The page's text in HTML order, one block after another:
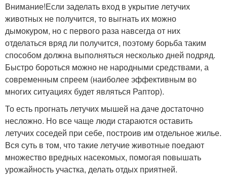
Внимание!Если заделать вход в укрытие летучих
животных не получится, то выгнать их можно
дымокуром, но с первого раза навсегда от них
отделаться вряд ли получится, поэтому борьба таким
способом должна выполняться несколько дней подряд.
Быстро бороться можно не народными средствами, а
современным спреем (наиболее эффективным во
многих ситуациях будет являться Раптор).
То есть прогнать летучих мышей на даче достаточно
несложно. Но все чаще люди стараются оставить
летучих соседей при себе, построив им отдельное жилье.
Вся суть в том, что такие летучие животные поедают
множество вредных насекомых, помогая повышать
урожайность участка, делать отдых приятней.